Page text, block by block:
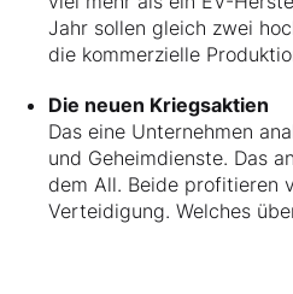
Jahr sollen gleich zwei
die kommerzielle
Die neuen Kriegsaktien
Das eine Unternehmen
und Geheimdienste. Das
dem All. Beide profitieren
Verteidigung. Welches